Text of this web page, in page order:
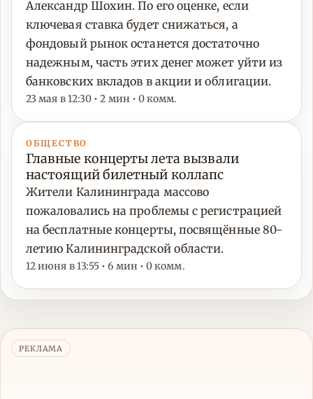
Александр Шохин. По его оценке, если
ключевая ставка будет снижаться, а
фондовый рынок останется достаточно
надежным, часть этих денег может уйти из
банковских вкладов в акции и облигации.
23 мая в 12:30 • 2 мин • 0 комм.
ОБЩЕСТВО
Главные концерты лета вызвали
настоящий билетный коллапс
Жители Калининграда массово
пожаловались на проблемы с регистрацией
на бесплатные концерты, посвящённые 80-
летию Калининградской области.
12 июня в 13:55 • 6 мин • 0 комм.
РЕКЛАМА